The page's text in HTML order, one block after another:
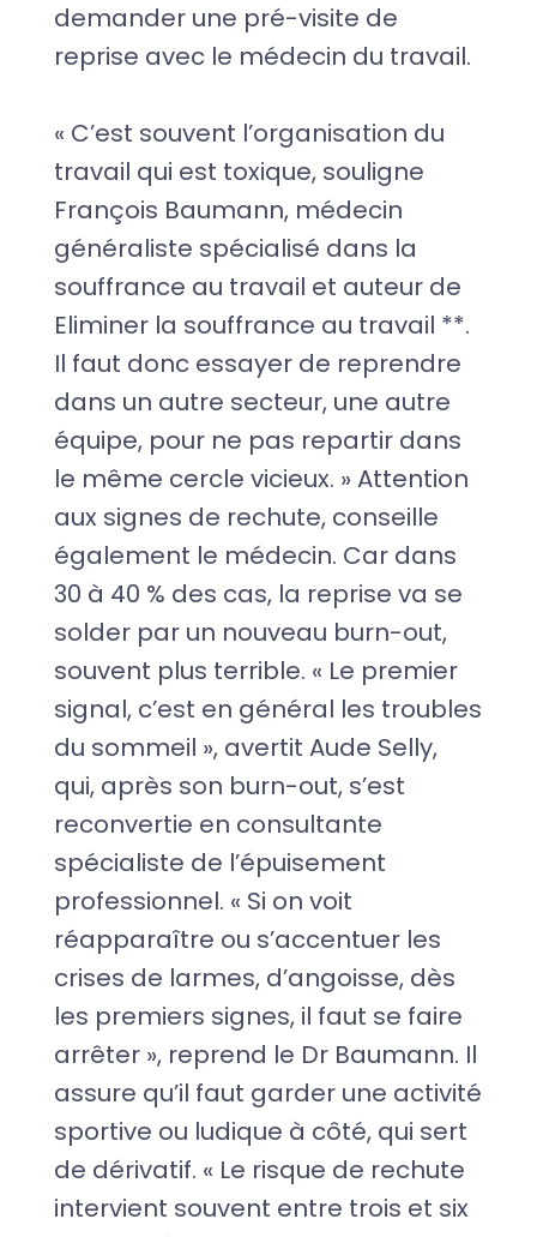
demander une pré-visite de
reprise avec le médecin du travail.
« C’est souvent l’organisation du
travail qui est toxique, souligne
François Baumann, médecin
généraliste spécialisé dans la
souffrance au travail et auteur de
Eliminer la souffrance au travail **.
Il faut donc essayer de reprendre
dans un autre secteur, une autre
équipe, pour ne pas repartir dans
le même cercle vicieux. » Attention
aux signes de rechute, conseille
également le médecin. Car dans
30 à 40 % des cas, la reprise va se
solder par un nouveau burn-out,
souvent plus terrible. « Le premier
signal, c’est en général les troubles
du sommeil », avertit Aude Selly,
qui, après son burn-out, s’est
reconvertie en consultante
spécialiste de l’épuisement
professionnel. « Si on voit
réapparaître ou s’accentuer les
crises de larmes, d’angoisse, dès
les premiers signes, il faut se faire
arrêter », reprend le Dr Baumann. Il
assure qu’il faut garder une activité
sportive ou ludique à côté, qui sert
de dérivatif. « Le risque de rechute
intervient souvent entre trois et six